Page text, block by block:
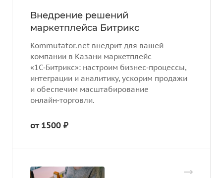
Внедрение решений
маркетплейса Битрикс
Kommutator.net внедрит для вашей
компании в Казани маркетплейс
«1С‑Битрикс»: настроим бизнес‑процессы,
интеграции и аналитику, ускорим продажи
и обеспечим масштабирование
онлайн‑торговли.
от 1500 ₽